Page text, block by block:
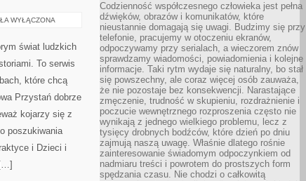
WYŁĄCZONA
świat ludzkich
To serwis
które chcą
Przystań dobrze
kojarzy się z
poszukiwania
i Dzieci i
Codzienność współczesnego człowieka jest pełna
dźwięków, obrazów i komunikatów, które
nieustannie domagają się uwagi. Budzimy się przy
telefonie, pracujemy w otoczeniu ekranów,
odpoczywamy przy serialach, a wieczorem znów
sprawdzamy wiadomości, powiadomienia i kolejne
informacje. Taki rytm wydaje się naturalny, bo stał
się powszechny, ale coraz więcej osób zauważa,
że nie pozostaje bez konsekwencji. Narastające
zmęczenie, trudność w skupieniu, rozdrażnienie i
poczucie wewnętrznego rozproszenia często nie
wynikają z jednego wielkiego problemu, lecz z
tysięcy drobnych bodźców, które dzień po dniu
zajmują naszą uwagę. Właśnie dlatego rośnie
zainteresowanie świadomym odpoczynkiem od
nadmiaru treści i powrotem do prostszych form
spędzania czasu. Nie chodzi o całkowitą